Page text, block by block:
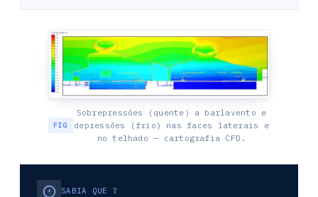
Sobrepressões (quente) a barlavento e
depressões (frio) nas faces laterais e
no telhado — cartografia CFD.
SABIA QUE ?